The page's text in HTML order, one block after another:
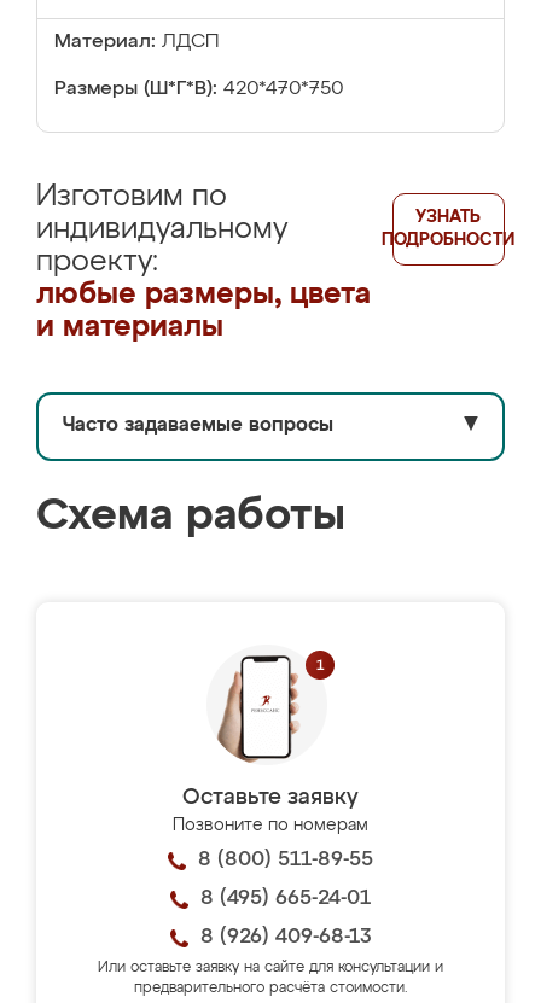
Материал: ЛДСП
Размеры (Ш*Г*В): 420*470*750
Изготовим по
индивидуальному
проекту:
любые размеры, цвета
и материалы
УЗНАТЬ
ПОДРОБНОСТИ
Часто задаваемые вопросы ▼
Схема работы
Оставьте заявку
Позвоните по номерам
8 (800) 511-89-55
8 (495) 665-24-01
8 (926) 409-68-13
Или оставьте заявку на сайте для консультации и
предварительного расчёта стоимости.